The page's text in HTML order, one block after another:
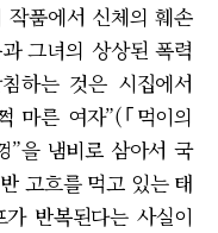
품에서 신체의 훼손
그녀의 상상된 폭력
하는 것은 시집에서
마른 여자”(｢먹이의
”을 냄비로 삼아서 국
고흐를 먹고 있는 태
반복된다는 사실이